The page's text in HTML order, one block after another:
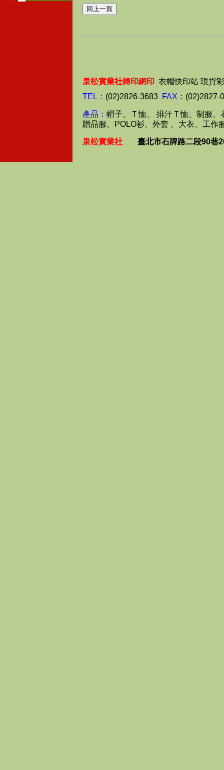
泉松實業社轉印網印 衣帽快印站 現貨
TEL： (02)2826-3683 FAX： (02)2827-
產品： 帽子、Ｔ恤、 排汗Ｔ恤、制服
贈品服、POLO衫、外套 、大衣、工作
泉松實業社 臺北市石牌路二段90巷